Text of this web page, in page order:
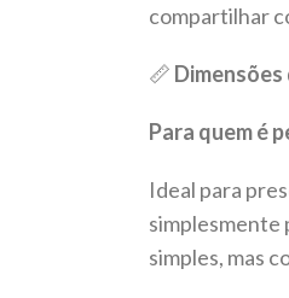
compartilhar
📏
Para quem é
Ideal para
simplesmente
simples, mas